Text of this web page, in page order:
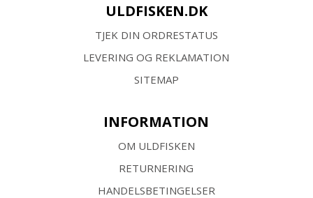
ULDFISKEN.DK
TJEK DIN ORDRESTATUS
LEVERING OG REKLAMATION
SITEMAP
INFORMATION
OM ULDFISKEN
RETURNERING
HANDELSBETINGELSER